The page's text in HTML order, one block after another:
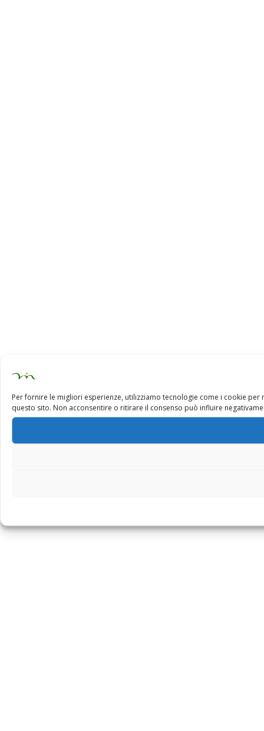
Per fornire le migliori esperienze, utilizziamo tecnologie come i cookie
questo sito. Non acconsentire o ritirare il consenso può influire